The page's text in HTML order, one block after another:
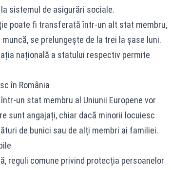
sistemul de asigurări sociale.
poate fi transferată într-un alt stat membru,
se prelungește de la trei la șase luni.
națională a statului respectiv permite
în România
un stat membru al Uniunii Europene vor
sunt angajați, chiar dacă minorii locuiesc
de bunici sau de alți membri ai familiei.
reguli comune privind protecția persoanelor